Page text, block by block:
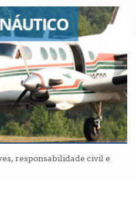
responsabilidade civil e